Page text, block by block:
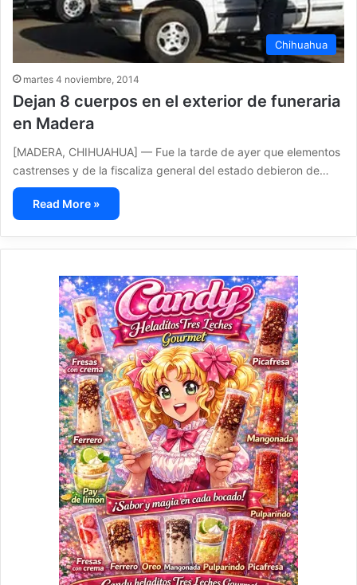
Chihuahua
martes 4 noviembre, 2014
Dejan 8 cuerpos en el exterior de funeraria
en Madera
[MADERA, CHIHUAHUA] — Fue la tarde de ayer que elementos
castrenses y de la fiscaliza general del estado debieron de…
Read More »